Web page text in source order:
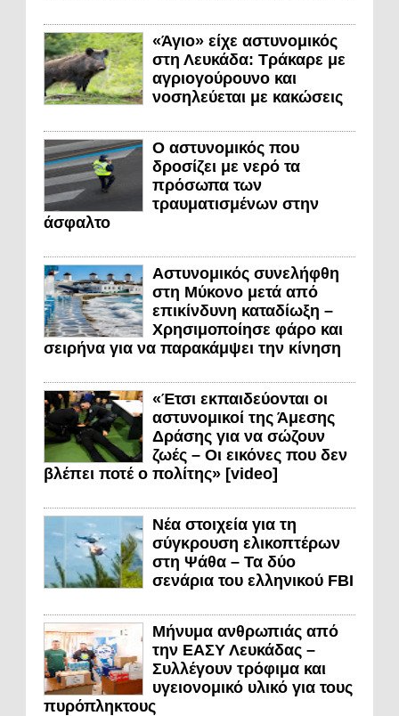
«Άγιο» είχε αστυνομικός
στη Λευκάδα: Τράκαρε με
αγριογούρουνο και
νοσηλεύεται με κακώσεις
Ο αστυνομικός που
δροσίζει με νερό τα
πρόσωπα των
τραυματισμένων στην
άσφαλτο
Αστυνομικός συνελήφθη
στη Μύκονο μετά από
επικίνδυνη καταδίωξη –
Χρησιμοποίησε φάρο και
σειρήνα για να παρακάμψει την κίνηση
«Έτσι εκπαιδεύονται οι
αστυνομικοί της Άμεσης
Δράσης για να σώζουν
ζωές – Οι εικόνες που δεν
βλέπει ποτέ ο πολίτης» [video]
Νέα στοιχεία για τη
σύγκρουση ελικοπτέρων
στη Ψάθα – Τα δύο
σενάρια του ελληνικού FBI
Μήνυμα ανθρωπιάς από
την ΕΑΣΥ Λευκάδας –
Συλλέγουν τρόφιμα και
υγειονομικό υλικό για τους
πυρόπληκτους